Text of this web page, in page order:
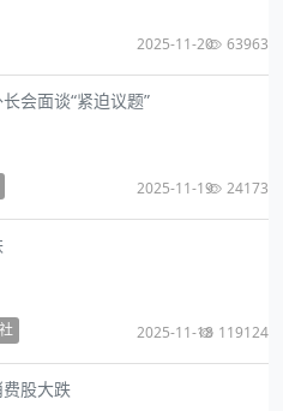
2025-11-20 63963
会面谈“紧迫议题”
2025-11-19 24173
2025-11-18 119124
股大跌